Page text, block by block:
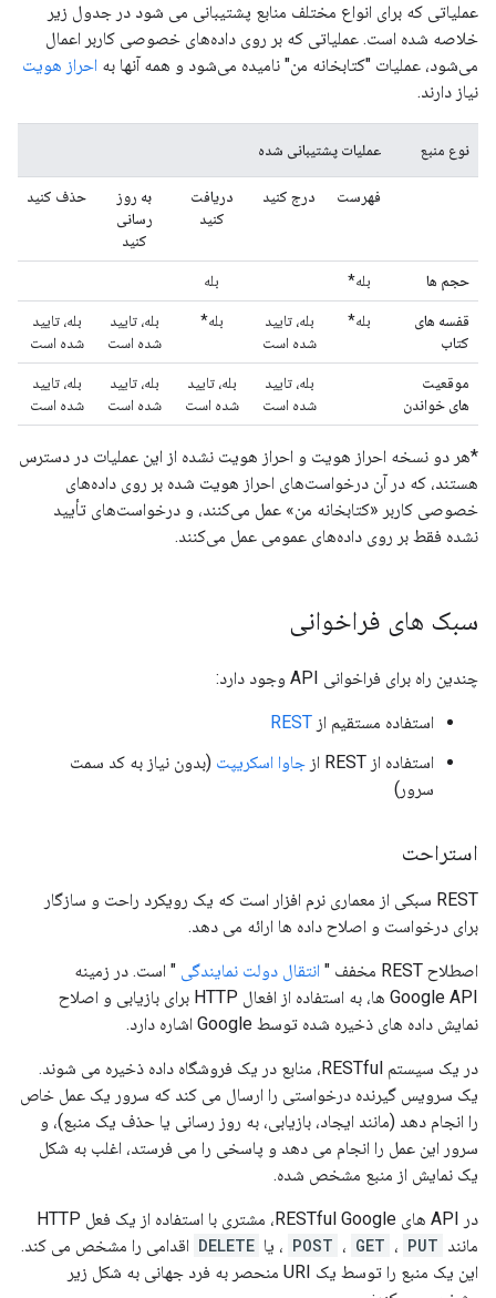
عملیاتی که برای انواع مختلف منابع پشتیبانی می شود در جدول زیر
خلاصه شده است. عملیاتی که بر روی داده‌های خصوصی کاربر اعمال
می‌شود، عملیات "کتابخانه من" نامیده می‌شود و همه آنها به احراز هویت
نیاز دارند.
نوع منبع عملیات پشتیبانی شده
فهرست درج کنید
دریافت
کنید
به روز
رسانی
کنید
حذف کنید
حجم ها بله* بله
قفسه های
کتاب
بله* بله،تایید
شده است
بله* بله،تایید
شده است
بله،تایید
شده است
موقعیت
های خواندن
بله،تایید
شده است
بله،تایید
شده است
بله،تایید
شده است
بله،تایید
شده است
*هر دو نسخه احراز هویت و احراز هویت نشده از این عملیات در دسترس
هستند، که در آن درخواست‌های احراز هویت شده بر روی داده‌های
خصوصی کاربر «کتابخانه من» عمل می‌کنند، و درخواست‌های تأیید
نشده فقط بر روی داده‌های عمومی عمل می‌کنند.
سبک های فراخوانی
چندین راه برای فراخوانی API وجود دارد:
استفاده مستقیم از REST
استفاده از REST از
جاوا اسکریپت (بدون نیاز به کد سمت
سرور)
استراحت
REST سبکی از معماری نرم افزار است که یک رویکرد راحت و سازگار
برای درخواست و اصلاح داده ها ارائه می دهد.
اصطلاح REST مخفف " انتقال دولت نمایندگی " است. در زمینه
Google API ها، به استفاده از افعال HTTP برای بازیابی و اصلاح
نمایش داده های ذخیره شده توسط Google اشاره دارد.
در یک سیستم RESTful، منابع در یک فروشگاه داده ذخیره می شوند.
یک سرویس گیرنده درخواستی را ارسال می کند که سرور یک عمل خاص
را انجام دهد (مانند ایجاد، بازیابی، به روز رسانی یا حذف یک منبع)، و
سرور این عمل را انجام می دهد و پاسخی را می فرستد، اغلب به شکل
یک نمایش از منبع مشخص شده.
در API های RESTful Google، مشتری با استفاده از یک فعل HTTP
مانند
POST ، GET ، PUT ، یا DELETE اقدامی را مشخص می کند.
این یک منبع را توسط یک URI منحصر به فرد جهانی به شکل زیر